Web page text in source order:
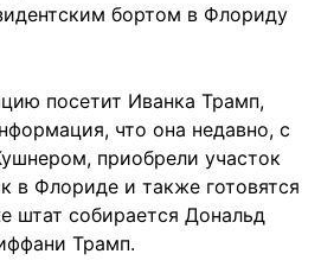
бортом в Флориду
посетит Иванка Трамп,
что она недавно, с
приобрели участок
в Флориде и также готовятся
штат собирается Дональд
Трамп.